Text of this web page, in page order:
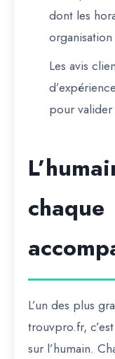
dont les
Les avis
pour
chaque
L’un des plus
trouvpro.fr,
sur l’humain.